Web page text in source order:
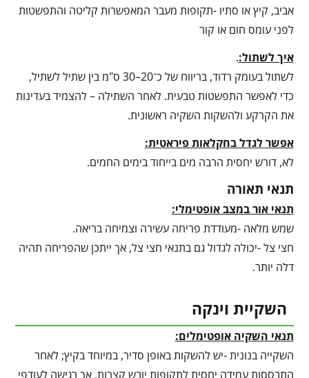
אביב, קיץ או סתיו -תקופות מעבר המאפשרות קליטה והתפשטות
לפני עומס חום או קור
איך לשתול:.
לשתול בעומק רדוד, בריווח של כ־20–30 ס"מ בין שתיל לשתיל,
כדי לאפשר התפשטות טבעית. לאחר השתילה – להצמיד בעדינות
את הקרקע ולהשקות השקיה ראשונית.
אפשר לגדל בחקלאות פיראטית:
לא, דורש יחסית הרבה מים בייחוד בימים החמים.
תנאי תאורה
תנאי אור במצב אופטימלי:
שמש מלאה -מעודדת פריחה עשירה וצמיחה בריאה.
חצי צל -יכולה לגדול גם בתנאי חצי צל, אך ייתכן שהפריחה תהיה
דלה יותר.
השקיית וינקה
תנאי השקיה אופטימלים:
השקייה בנונית -יש להשקות באופן סדיר, במיוחד בקיץ; לאחר
התבססות עמידה יחסית לתקופות יובש קצרות, אך רגישה לעודפי